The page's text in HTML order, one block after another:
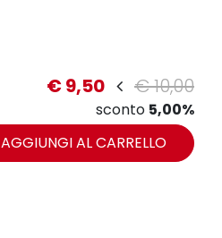
€ 9,50 € 10,00
sconto 5,00%
AGGIUNGI AL CARRELLO